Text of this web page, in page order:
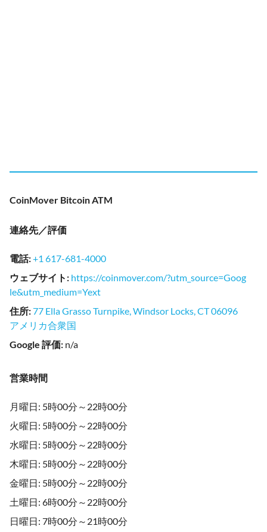
CoinMover Bitcoin ATM
連絡先／評価
電話:+1 617-681-4000
ウェブサイト : https://coinmover.com/?utm_source=Goog
le&utm_medium=Yext
住所:77 Ella Grasso Turnpike, Windsor Locks, CT 06096
アメリカ合衆国
Google 評価: n/a
営業時間
月曜日: 5時00分～22時00分
火曜日: 5時00分～22時00分
水曜日: 5時00分～22時00分
木曜日: 5時00分～22時00分
金曜日: 5時00分～22時00分
土曜日: 6時00分～22時00分
日曜日: 7時00分～21時00分